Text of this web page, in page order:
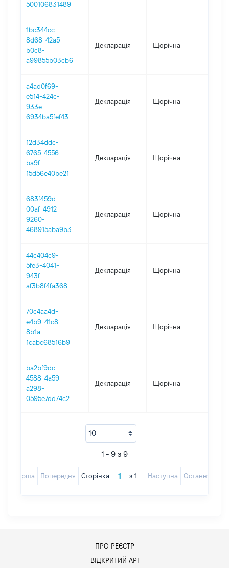
500106831489
1bc344cc-
8d68-42a5-
b0c8-
a99855b03cb6
Декларація Щорічна
a4ad0f69-
e514-424c-
933e-
6934ba5fef43
Декларація Щорічна
12d34ddc-
6765-4556-
ba9f-
15d56e40be21
Декларація Щорічна
683f459d-
00af-4912-
9260-
468915aba9b3
Декларація Щорічна
44c404c9-
5fe3-4041-
943f-
af3b8f4fa368
Декларація Щорічна
70c4aa4d-
e4b9-41c8-
8b1a-
1cabc68516b9
Декларація Щорічна
ba2bf9dc-
4588-4a59-
a298-
0595e7dd74c2
Декларація Щорічна
1 - 9 з 9
Перша Попередня Сторінка з 1 Наступна Остання
ПРО РЕЄСТР
ВІДКРИТИЙ АРІ